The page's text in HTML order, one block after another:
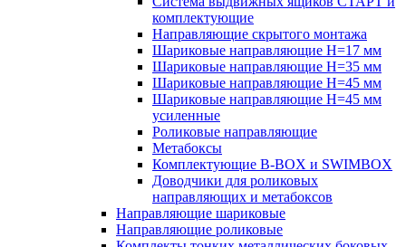
комплектующие
Направляющие скрытого монтажа
Шариковые направляющие H=17 мм
Шариковые направляющие H=35 мм
Шариковые направляющие H=45 мм
Шариковые направляющие H=45 мм
усиленные
Роликовые направляющие
Метабоксы
Комплектующие B-BOX и SWIMBOX
Доводчики для роликовых
направляющих и метабоксов
Направляющие шариковые
Направляющие роликовые